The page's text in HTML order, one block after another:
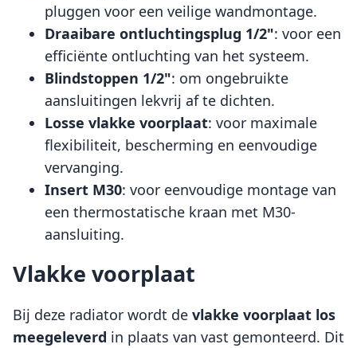
pluggen voor een veilige wandmontage.
Draaibare ontluchtingsplug 1/2": voor een
efficiënte ontluchting van het systeem.
Blindstoppen 1/2": om ongebruikte
aansluitingen lekvrij af te dichten.
Losse vlakke voorplaat: voor maximale
flexibiliteit, bescherming en eenvoudige
vervanging.
Insert M30: voor eenvoudige montage van
een thermostatische kraan met M30-
aansluiting.
Vlakke voorplaat
Bij deze radiator wordt de vlakke voorplaat los
meegeleverd in plaats van vast gemonteerd. Dit